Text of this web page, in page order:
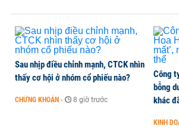
Sau nhịp điều chỉnh mạnh, CTCK nhìn
thấy cơ hội ở nhóm cổ phiếu nào?
CHỨNG KHOÁN - 8 giờ trước
Công
bỗng
khác
KINH